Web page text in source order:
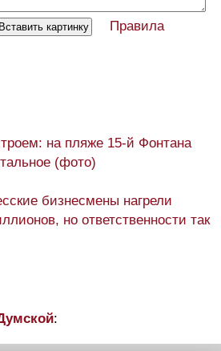
Правила
на пляже 15-й Фонтана
(фото)
бизнесмены нагрели
но ответственности так
: